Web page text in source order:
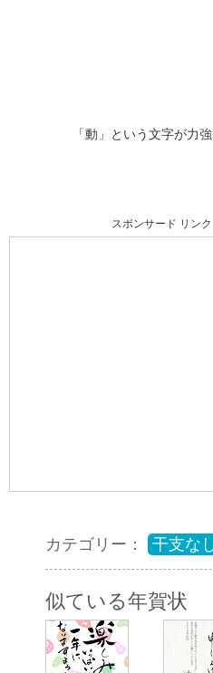
「動」という文字が力
スポンサード リンク
カテゴリー： 干支な
似ている年賀状